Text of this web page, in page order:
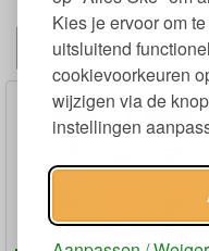
Kies je ervoor om
uitsluitend
cookievoorkeuren
wijzigen via de
instellingen
Alternatieven